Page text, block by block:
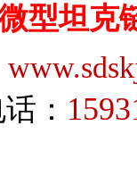
型坦克
：